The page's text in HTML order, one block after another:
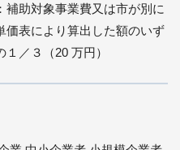
補助対象事業費又は市が別に
価表により算出した額のいず
／３（20 万円）